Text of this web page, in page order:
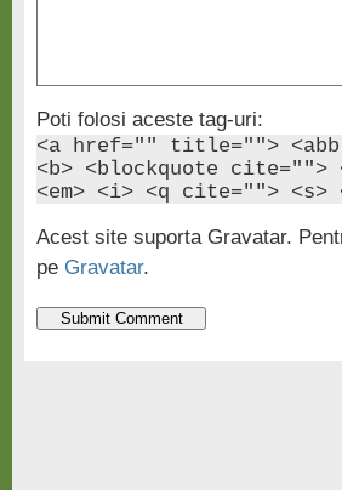
Poti folosi aceste tag-uri:
<a href="" title="">
<b> <blockquote cite="">
<em> <i> <q cite="">
Acest site suporta Gravatar.
pe Gravatar.